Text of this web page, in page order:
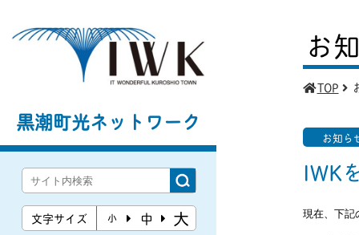
黒潮町光ネットワーク
文字サイズ 小 中 大
お
TOP
お知ら
IWK
現在、下記